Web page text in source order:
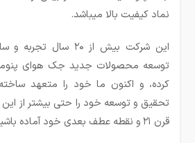
نماد کیفیت بالا میباشد.
این شرکت بیش از ۲۰
توسعه محصولات جدید جک هوای
کرده، و اکنون ما خود را متعهد
تحقیق و توسعه خود را حتی بیشتر از
قرن ۲۱ و نقطه عطف بعدی خود آماده باشیم.